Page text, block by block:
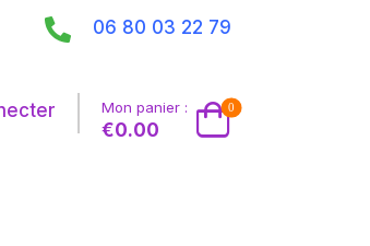
06 80 03 22 79
Mon panier :
€0.00
0